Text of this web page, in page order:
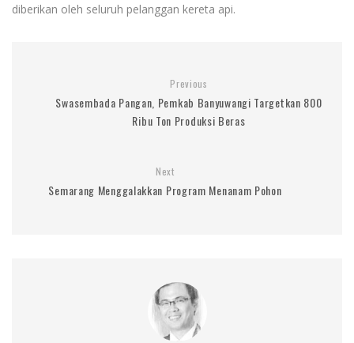
diberikan oleh seluruh pelanggan kereta api.
Previous
Swasembada Pangan, Pemkab Banyuwangi Targetkan 800
Ribu Ton Produksi Beras
Next
Semarang Menggalakkan Program Menanam Pohon